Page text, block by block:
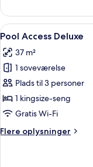
Deluxe
Indlæs
alle
billeder
af
Pool
Access
Deluxe
8
Pool Access Deluxe
37 m²
1 soveværelse
Plads til 3 personer
1 kingsize-seng
Gratis Wi-Fi
Flere oplysninger
Flere